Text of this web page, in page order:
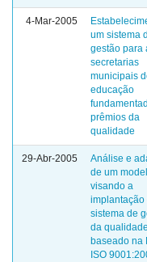
4-Mar-2005
um sistema
gestão para
secretarias
municipais
educação
prêmios da
qualidade
29-Abr-2005
Análise e
de um
visando a
implantação
sistema de
da qualidade
baseado na
ISO